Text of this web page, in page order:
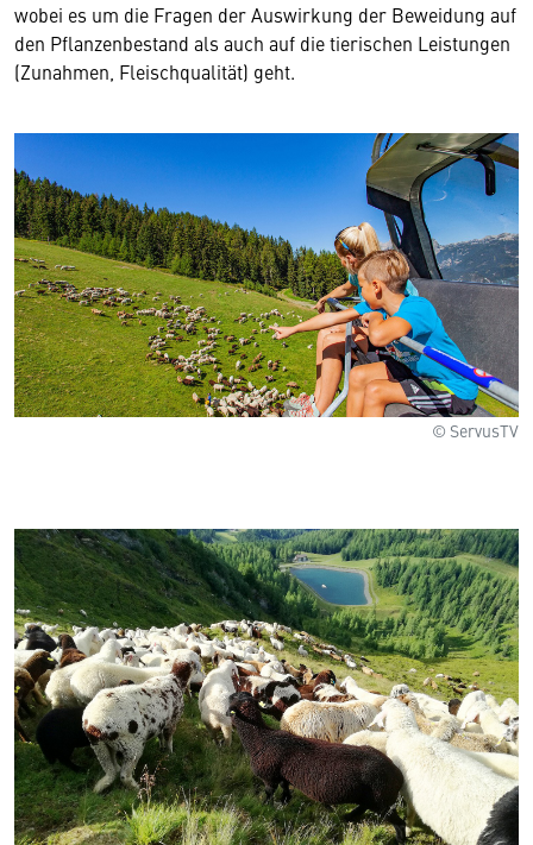
wobei es um die Fragen der Auswirkung der Beweidung auf
den Pflanzenbestand als auch auf die tierischen Leistungen
(Zunahmen, Fleischqualität) geht.
© ServusTV